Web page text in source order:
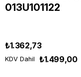
013U101122
₺1.362,73
KDV Dahil ₺1.499,00